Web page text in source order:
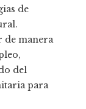
de
de manera
del
para